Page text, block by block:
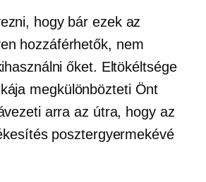
hogy bár ezek az
hozzáférhetők, nem
őket. Eltökéltsége
megkülönbözteti Önt
arra az útra, hogy az
posztergyermekévé